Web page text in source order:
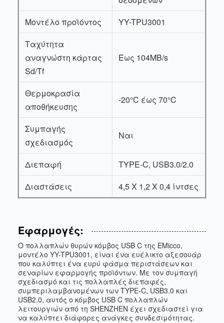
Μοντέλο προϊόντος
YY-TPU3001
Ταχύτητα
αναγνώστη κάρτας
Sd/Tf
Έως 104MB/s
Θερμοκρασία
αποθήκευσης
-20°C έως 70°C
Συμπαγής
σχεδιασμός
Ναι
Διεπαφή
TYPE-C, USB3.0/2.0
Διαστάσεις
4,5 X 1,2 X 0,4 ίντσες
Εφαρμογές:
Ο πολλαπλών θυρών κόμβος USB C της EMicco,
μοντέλο YY-TPU3001, είναι ένα ευέλικτο αξεσουάρ
που καλύπτει ένα ευρύ φάσμα περιστάσεων και
σεναρίων εφαρμογής προϊόντων. Με τον συμπαγή
σχεδιασμό και τις πολλαπλές διεπαφές,
συμπεριλαμβανομένων των TYPE-C, USB3.0 και
USB2.0, αυτός ο κόμβος USB C πολλαπλών
λειτουργιών από τη SHENZHEN έχει σχεδιαστεί για
να καλύπτει διάφορες ανάγκες συνδεσιμότητας.